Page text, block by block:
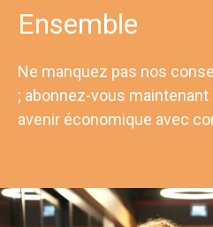
Ensemble
Ne manquez pas nos
; abonnez-vous
avenir économique avec